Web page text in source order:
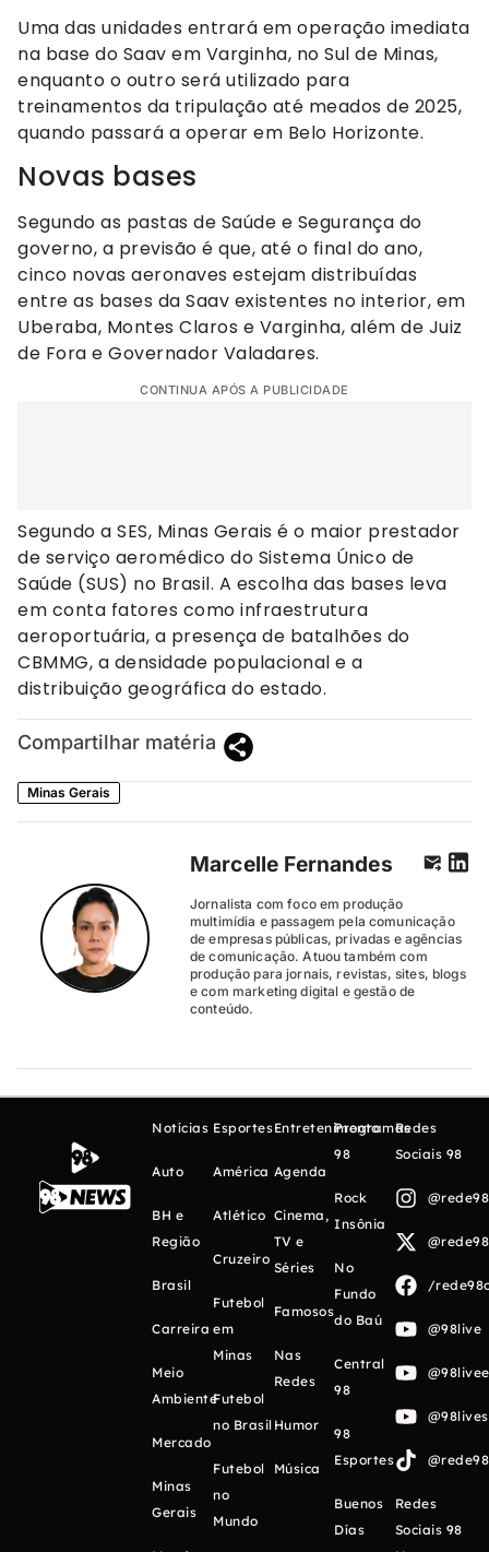
Uma das unidades entrará em operação imediata
na base do Saav em Varginha, no Sul de Minas,
enquanto o outro será utilizado para
treinamentos da tripulação até meados de 2025,
quando passará a operar em Belo Horizonte.
Novas bases
Segundo as pastas de Saúde e Segurança do
governo, a previsão é que, até o final do ano,
cinco novas aeronaves estejam distribuídas
entre as bases da Saav existentes no interior, em
Uberaba, Montes Claros e Varginha, além de Juiz
de Fora e Governador Valadares.
CONTINUA APÓS A PUBLICIDADE
Segundo a SES, Minas Gerais é o maior prestador
de serviço aeromédico do Sistema Único de
Saúde (SUS) no Brasil. A escolha das bases leva
em conta fatores como infraestrutura
aeroportuária, a presença de batalhões do
CBMMG, a densidade populacional e a
distribuição geográfica do estado.
Compartilhar matéria
Minas Gerais
Marcelle Fernandes
Jornalista com foco em produção
multimídia e passagem pela comunicação
de empresas públicas, privadas e agências
de comunicação. Atuou também com
produção para jornais, revistas, sites, blogs
e com marketing digital e gestão de
conteúdo.
Notícias
Auto
BH e
Região
Brasil
Carreira
Meio
Ambiente
Mercado
Minas
Gerais
Esportes
América
Atlético
Cruzeiro
Futebol
em
Minas
Futebol
no Brasil
Futebol
no
Mundo
Entretenimento
Agenda
Cinema,
TV e
Séries
Famosos
Nas
Redes
Humor
Música
Programas
98
Rock
Insônia
No
Fundo
do Baú
Central
98
98
Esportes
Buenos
Días
Redes
Sociais 98
/
@98live
Redes
Sociais 98